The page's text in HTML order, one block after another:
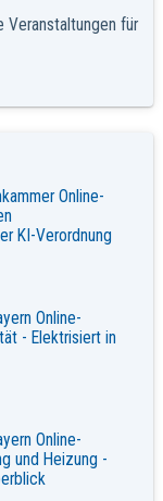
Veranstaltungen für
Online-
KI-Verordnung
Online-
- Elektrisiert in
Online-
und Heizung -